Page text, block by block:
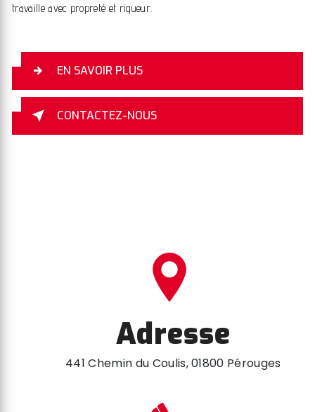
travaille avec propreté et rigueur.
EN SAVOIR PLUS
CONTACTEZ-NOUS
Adresse
441 Chemin du Coulis, 01800 Pérouges